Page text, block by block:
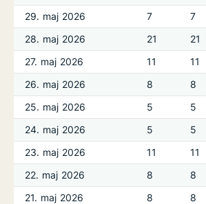
29. maj 2026
7 7
28. maj 2026
21 21
27. maj 2026
11 11
26. maj 2026
8 8
25. maj 2026
5 5
24. maj 2026
5 5
23. maj 2026
11 11
22. maj 2026
8 8
21. maj 2026
8 8